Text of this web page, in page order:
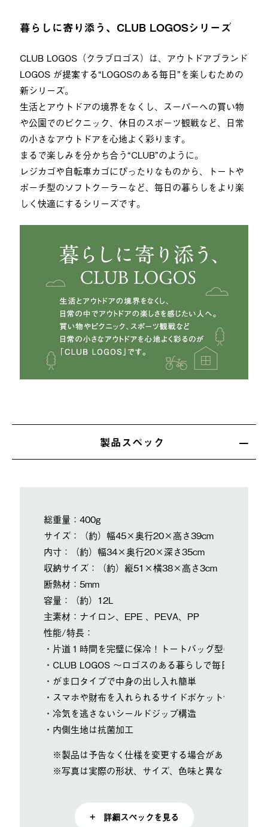
暮らしに寄り添う、CLUB LOGOSシリーズ
CLUB LOGOS（クラブロゴス）は、アウトドアブランド
LOGOS が提案する“LOGOSのある毎日”を楽しむための
新シリーズ。
生活とアウトドアの境界をなくし、スーパーへの買い物
や公園でのピクニック、休日のスポーツ観戦など、日常
の小さなアウトドアを心地よく彩ります。
まるで楽しみを分かち合う“CLUB”のように。
レジカゴや自転車カゴにぴったりなものから、トートや
ポーチ型のソフトクーラーなど、毎日の暮らしをより楽
しく快適にするシリーズです。
製品スペック
総重量：400g
サイズ：（約）幅45×奥行20×高さ39cm
内寸：（約）幅34×奥行20×深さ35cm
収納サイズ：（約）縦51×横38×高さ3cm
断熱材：5mm
容量：（約）12L
主素材：ナイロン、EPE 、PEVA、PP
性能/特長：
・片道１時間を完璧に保冷！トートバッグ型のクーラ
・CLUB LOGOS ～ロゴスのある暮らしで毎日がワク
・がま口タイプで中身の出し入れ簡単
・スマホや財布を入れられるサイドポケット付き
・冷気を逃さないシールドジップ構造
・内側生地は抗菌加工
※製品は予告なく仕様を変更する場合があります。
※写真は実際の形状、サイズ、色味と異なる場合が
+ 詳細スペックを見る